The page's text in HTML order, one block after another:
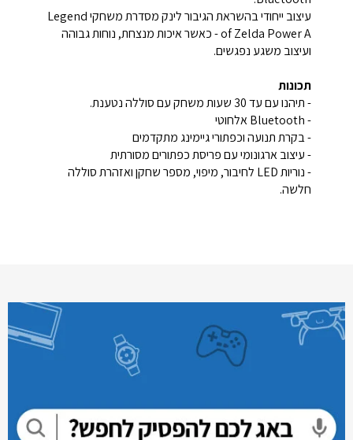
עיצוב ייחודי בהשראת הגיבור לינק מסדרת משחקי Legend
of Zelda Power A - כאשר איכות מנצחת, נוחות גבוהה
ועיצוב משגע נפגשים.
תכונות
- תיהנו עם עד 30 שעות משחק עם סוללה נטענת.
- Bluetooth אלחוטי
- בקרת תנועה וכפתורי גיימינג מתקדמים
- עיצוב ארגונומי עם פריסת כפתורים מסורתית
- נוריות LED לחיבור, מיפוי, מספר שחקן ואזהרת סוללה
חלשה.